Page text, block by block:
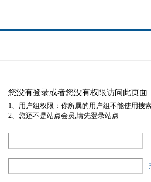
您没有登录或者您没有权限访问此页面
1、用户组权限：你所属的用户组不能使用搜
2、您还不是站点会员,请先登录站点